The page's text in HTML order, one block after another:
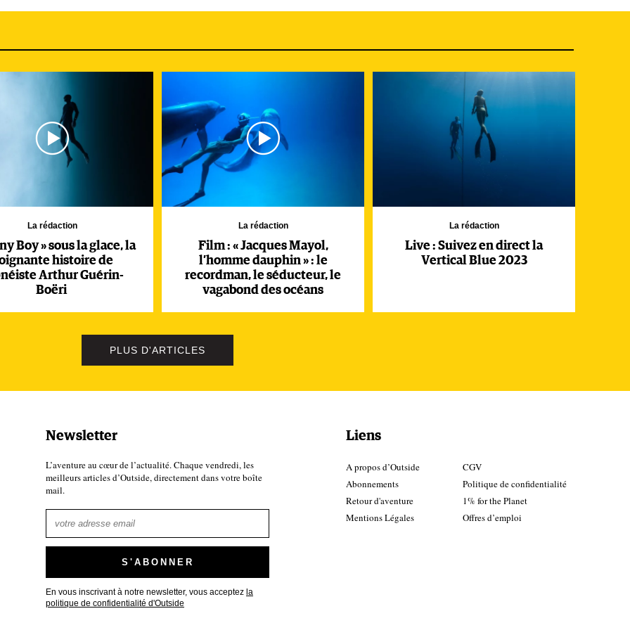
cette année-là, il atteint 100 mètres : il n'a que 21 ans et
voit profond, mais aussi loin. Le Vertical Blue n’est que la
La rédaction
Boy » sous la glace, la
histoire de
Arthur Guérin-
Boëri
La rédaction
Film : « Jacques Mayol,
l’homme dauphin » : le
recordman, le séducteur, le
vagabond des océans
La rédaction
Live : Suivez en direct la
Vertical Blue 2023
PLUS D'ARTICLES
Newsletter
L’aventure au cœur de l’actualité. Chaque vendredi, les
meilleurs articles d’Outside, directement dans votre boîte
mail.
En vous inscrivant à notre newsletter, vous acceptez la
politique de confidentialité d'Outside
Liens
A propos d’Outside
Abonnements
Retour d'aventure
Mentions Légales
CGV
Politique de confidentialité
1% for the Planet
Offres d’emploi